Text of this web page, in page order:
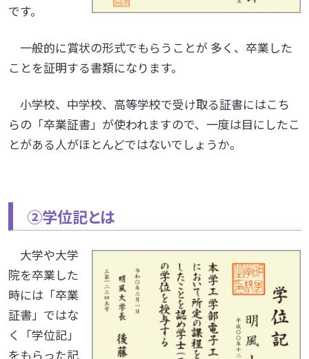
です。
一般的に賞状の形式でもらうことが 多く、卒業した
ことを証明する書類になります。
小学校、中学校、高等学校で受け取る証書にはこち
らの「卒業証書」が使われますので、一度は目にしたこ
とがある人がほとんどではないでしょうか。
②学位記とは
大学や大学
院を卒業した
時には「卒業
証書」ではな
く「学位記」
をもらった記